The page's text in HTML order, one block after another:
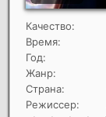
Качество:
Время:
Год:
Жанр:
Страна:
Режиссер: